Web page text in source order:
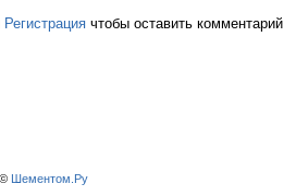
Регистрация чтобы оставить комментарий
Шементом.Ру